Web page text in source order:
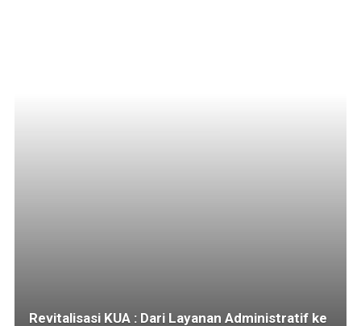
Revitalisasi KUA : Dari Layanan Administratif ke